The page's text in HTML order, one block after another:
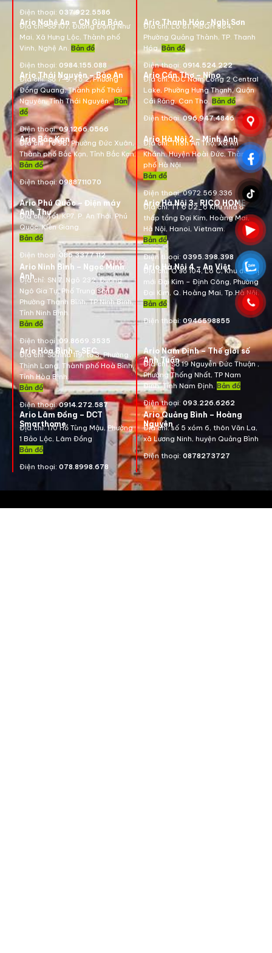
Điện thoại: 037.922.5586
Ario Nghệ An – CN Gia Bảo
Địa chỉ:Số 107, Đường Đặng Như
Mai, Xã Hưng Lộc, Thành phố
Vinh, Nghệ An. Bản đồ
Điện thoại: 0984.155.088
Ario Thanh Hóa -Nghi Sơn
Địa chỉ: Lô 81, MBQH 584,
Phường Quảng Thành, TP. Thanh
Hóa.Bản đồ
Điện thoại: 0914.524.222
Ario Thái Nguyên – Bảo An
Địa chỉ: Số 7-9, Tổ 2, Phường
Đồng Quang, Thành phố Thái
Nguyên, Tỉnh Thái Nguyên.Bản
đồ
Điện thoại:09.1266.0566
Ario Cần Thơ – Nino
Địa chỉ:KDC Nam Long 2 Central
Lake, Phường Hưng Thạnh, Quận
Cái Răng, Can Tho. Bản đồ
Điện thoại:096.947.4846
Ario Bắc Kạn
Địa chỉ:Tổ 9B, Phường Đức Xuân,
Thành phố Bắc Kạn, Tỉnh Bắc Kạn.
Bản đồ
Điện thoại: 0988711070
Ario Hà Nội 2 – Minh Anh
Địa chỉ:Thôn An Thọ, Xã An
Khánh, Huyện Hoài Đức, Thành
phố Hà Nội.
Bản đồ
Điện thoại:0972.569.336
Ario Phú Quốc – Điện máy
Anh Thư
Địa chỉ:Tổ1, KP7, P. An Thới, Phú
Quốc, Kiên Giang.
Bản đồ
Điện thoại: 085.3377.112
Ario Hà Nội 3- RICO HOME
Địa chỉ: TT 6 D2_6 Khu nhà ở
thấp tầng Đại Kim, Hoàng Mai,
Hà Nội, Hanoi, Vietnam
Bản đồ
Điện thoại: 0395.398.398
Ario Ninh Bình – Ngọc Minh
Anh
Địa chỉ: SN 7, Ngõ 232, Đường
Ngô Gia Tự, Phố Trung Sơn,
Phường Thanh Bình, TP Ninh Bình,
Tỉnh Ninh Bình.
Bản đồ
Điện thoại:09.8669.3535
Ario Hà Nội 4 – An Việt
Địa chỉ:Ô số 104, Lô C, Khu đô thị
mới Đại Kim – Định Công, Phường
Đại Kim, Q. Hoàng Mai, Tp.Hà Nội.
Bản đồ
Điện thoại: 0946598855
Ario Hòa Bình – SEC
Địa chỉ:Số nhà 119, tổ 3, Phường
Thịnh Lang, Thành phố Hoà Bình,
Tỉnh Hòa Bình.
Bản đồ
Điện thoại:0914.272.587
Ario Nam Định – Thế giới số
Anh Tuấn
Địa chỉ:Số 19 Nguyễn Đức Thuận ,
Phường Thống Nhất, TP Nam
Định, Tỉnh Nam Định. Bản đồ
Điện thoại: 093.226.6262
Ario Lâm Đồng – DCT
Smarthome
Địa chỉ: 170 Hồ Tùng Mậu, Phường
1 Bảo Lộc, Lâm Đồng
Bản đồ
Điện thoại: 078.8998.678
Ario Quảng Bình – Hoàng
Nguyên
Địa chỉ: số 5 xóm 6, thôn Văn La,
xã Lương Ninh, huyện Quảng Bình
Điện thoại: 0878273727